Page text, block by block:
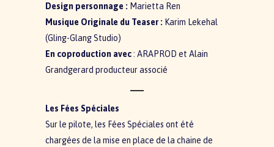
Design personnage : Marietta Ren
Musique Originale du Teaser : Karim Lekehal
(Gling-Glang Studio)
En coproduction avec: ARAPROD et Alain
Grandgerard producteur associé
Les Fées Spéciales
Sur le pilote, les Fées Spéciales ont été
chargées de la mise en place de la chaine de